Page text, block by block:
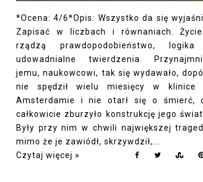
*Ocena: 4/6*Opis: Wszystko da się
Zapisać w liczbach i równaniach.
rządzą prawdopodobieństwo,
udowadnialne twierdzenia.
jemu, naukowcowi, tak się wydawało,
nie spędził wielu miesięcy w klinice
Amsterdamie i nie otarł się o śmierć,
całkowicie zburzyło konstrukcję jego
Były przy nim w chwili największej
mimo że je zawiódł, skrzywdził,...
Czytaj więcej »